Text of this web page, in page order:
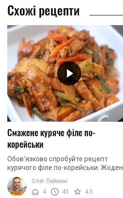
Схожі рецепти
Смажене куряче філе по-
корейськи
Обов'язково спробуйте рецепт
курячого філе по-корейськи. Жоден
метод обсмаження не дає такого
дивного поєднання ніжного,
хрусткого смаку і ...
Олег Лейман
4
45 4.5